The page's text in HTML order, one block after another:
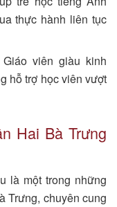
thực hành liên tục
viên giàu kinh
hỗ trợ học viên vượt
Hai Bà Trưng
là một trong những
Trưng, chuyên cung